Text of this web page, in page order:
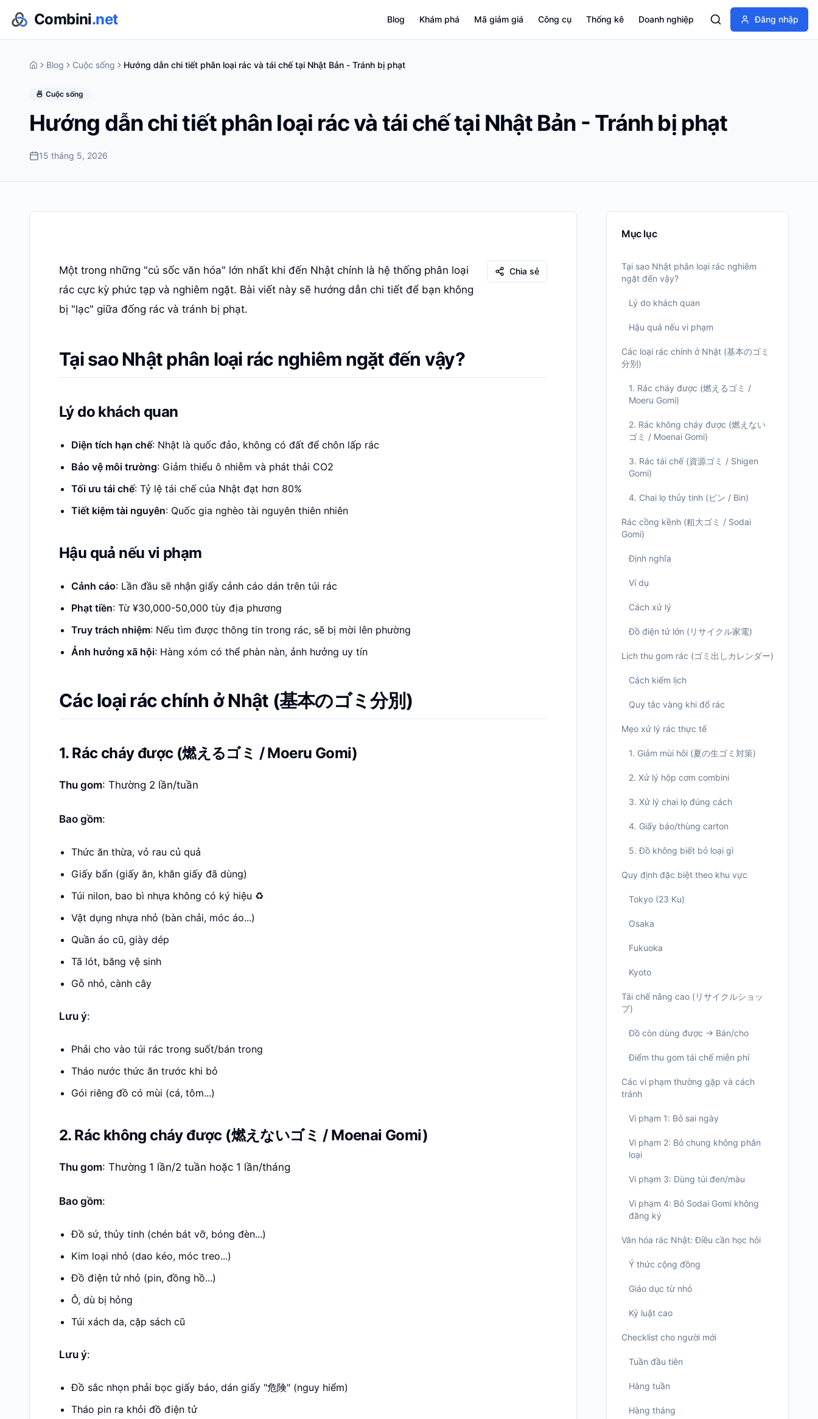
Combini.net Blog Khám phá Mã giảm giá Công cụ Thống kê Doanh nghiệp Đăng nhập
Blog Cuộc sống Hướng dẫn chi tiết phân loại rác và tái chế tại Nhật Bản - Tránh bị phạt
🍜 Cuộc sống
Hướng dẫn chi tiết phân loại rác và tái chế tại Nhật Bản - Tránh bị phạt
15 tháng 5, 2026
Chia sẻ
Một trong những "cú sốc văn hóa" lớn nhất khi đến Nhật chính là hệ thống phân loại
rác cực kỳ phức tạp và nghiêm ngặt. Bài viết này sẽ hướng dẫn chi tiết để bạn không
bị "lạc" giữa đống rác và tránh bị phạt.
Tại sao Nhật phân loại rác nghiêm ngặt đến vậy?
Lý do khách quan
Diện tích hạn chế: Nhật là quốc đảo, không có đất để chôn lấp rác
Bảo vệ môi trường: Giảm thiểu ô nhiễm và phát thải CO2
Tối ưu tái chế: Tỷ lệ tái chế của Nhật đạt hơn 80%
Tiết kiệm tài nguyên: Quốc gia nghèo tài nguyên thiên nhiên
Hậu quả nếu vi phạm
Cảnh cáo: Lần đầu sẽ nhận giấy cảnh cáo dán trên túi rác
Phạt tiền: Từ ¥30,000-50,000 tùy địa phương
Truy trách nhiệm: Nếu tìm được thông tin trong rác, sẽ bị mời lên phường
Ảnh hưởng xã hội: Hàng xóm có thể phàn nàn, ảnh hưởng uy tín
Các loại rác chính ở Nhật (基本のゴミ分別)
1. Rác cháy được (燃えるゴミ / Moeru Gomi)
Thu gom: Thường 2 lần/tuần
Bao gồm:
Thức ăn thừa, vỏ rau củ quả
Giấy bẩn (giấy ăn, khăn giấy đã dùng)
Túi nilon, bao bì nhựa không có ký hiệu ♻️
Vật dụng nhựa nhỏ (bàn chải, móc áo...)
Quần áo cũ, giày dép
Tã lót, băng vệ sinh
Gỗ nhỏ, cành cây
Lưu ý:
Phải cho vào túi rác trong suốt/bán trong
Tháo nước thức ăn trước khi bỏ
Gói riêng đồ có mùi (cá, tôm...)
2. Rác không cháy được (燃えないゴミ / Moenai Gomi)
Thu gom: Thường 1 lần/2 tuần hoặc 1 lần/tháng
Bao gồm:
Đồ sứ, thủy tinh (chén bát vỡ, bóng đèn...)
Kim loại nhỏ (dao kéo, móc treo...)
Đồ điện tử nhỏ (pin, đồng hồ...)
Ô, dù bị hỏng
Túi xách da, cặp sách cũ
Lưu ý:
Đồ sắc nhọn phải bọc giấy báo, dán giấy "危険" (nguy hiểm)
Tháo pin ra khỏi đồ điện tử
Mục lục
Tại sao Nhật phân loại rác nghiêm
ngặt đến vậy?
Lý do khách quan
Hậu quả nếu vi phạm
Các loại rác chính ở Nhật (基本のゴミ
分別)
1. Rác cháy được (燃えるゴミ /
Moeru Gomi)
2. Rác không cháy được (燃えない
ゴミ / Moenai Gomi)
3. Rác tái chế (資源ゴミ / Shigen
Gomi)
4. Chai lọ thủy tinh (ビン / Bin)
Rác cồng kềnh (粗大ゴミ / Sodai
Gomi)
Định nghĩa
Ví dụ
Cách xử lý
Đồ điện tử lớn (リサイクル家電)
Lịch thu gom rác (ゴミ出しカレンダー)
Cách kiếm lịch
Quy tắc vàng khi đổ rác
Mẹo xử lý rác thực tế
1. Giảm mùi hôi (夏の生ゴミ対策)
2. Xử lý hộp cơm combini
3. Xử lý chai lọ đúng cách
4. Giấy báo/thùng carton
5. Đồ không biết bỏ loại gì
Quy định đặc biệt theo khu vực
Tokyo (23 Ku)
Osaka
Fukuoka
Kyoto
Tái chế nâng cao (リサイクルショッ
プ)
Đồ còn dùng được → Bán/cho
Điểm thu gom tái chế miễn phí
Các vi phạm thường gặp và cách
tránh
Vi phạm 1: Bỏ sai ngày
Vi phạm 2: Bỏ chung không phân
loại
Vi phạm 3: Dùng túi đen/màu
Vi phạm 4: Bỏ Sodai Gomi không
đăng ký
Văn hóa rác Nhật: Điều cần học hỏi
Ý thức cộng đồng
Giáo dục từ nhỏ
Kỷ luật cao
Checklist cho người mới
Tuần đầu tiên
Hàng tuần
Hàng tháng